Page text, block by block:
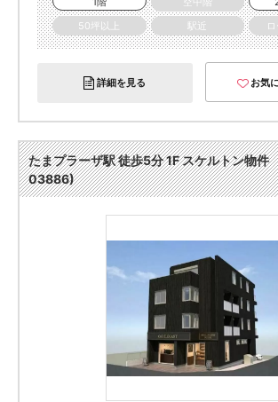
50坪以上
駅近
詳細を見る お気
たまプラーザ駅 徒歩5分 1F スケルトン物件
03886)